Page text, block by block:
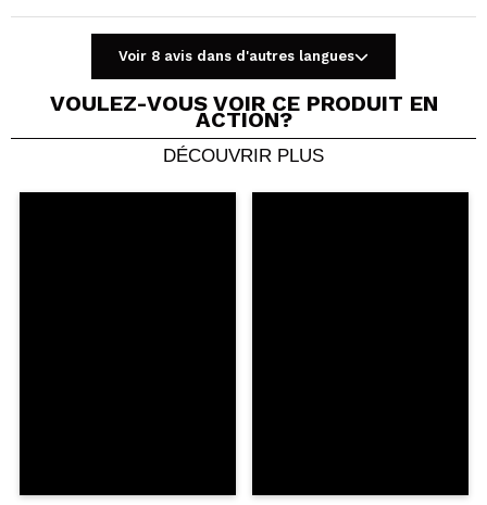
Partager une vidéo ou une photo
Votre vidéo pourrait être la première. Imaginez...
Voir 8 avis dans d'autres langues
VOULEZ-VOUS VOIR CE PRODUIT EN
ACTION?
DÉCOUVRIR PLUS